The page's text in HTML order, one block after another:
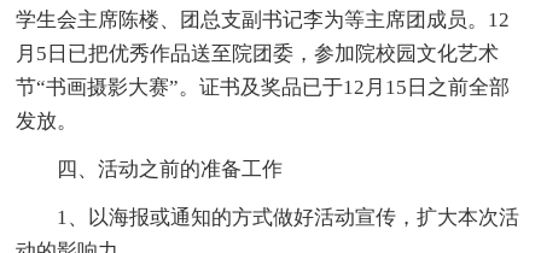
学生会主席陈楼、团总支副书记李为等主席团成员。12
月5日已把优秀作品送至院团委，参加院校园文化艺术
节“书画摄影大赛”。证书及奖品已于12月15日之前全部
发放。
四、活动之前的准备工作
1、以海报或通知的方式做好活动宣传，扩大本次活